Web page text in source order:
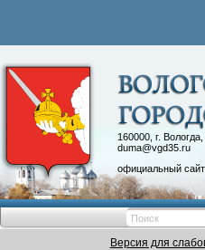
160000, г.
duma@vgd35.ru
официальный сайт
Контакты
Депутатские
Версия для